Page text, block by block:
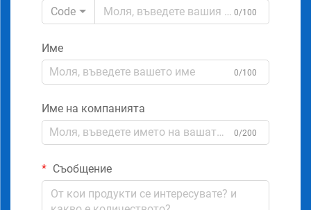
Code
0/100
Име
0/100
Име на компанията
0/200
Съобщение